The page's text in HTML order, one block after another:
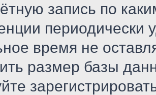
запись по
периодически
время не
размер базы